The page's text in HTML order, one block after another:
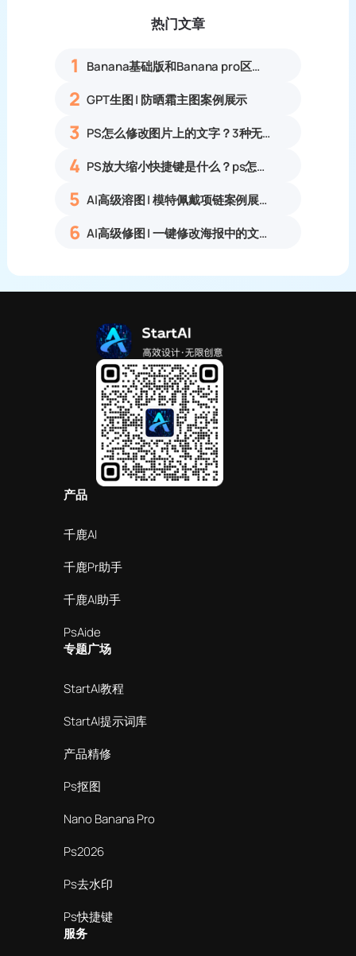
热门文章
1 Banana基础版和Banana pro区别对比丨具体案例应用+使用教程
2 GPT生图 | 防晒霜主图案例展示
3 PS怎么修改图片上的文字？3种无痕改字方法，新手也能搞定
4 PS放大缩小快捷键是什么？ps怎么把图片拉大拉小？
5 AI高级溶图 | 模特佩戴项链案例展示
6 AI高级修图 | 一键修改海报中的文字
产品
千鹿AI
千鹿Pr助手
千鹿AI助手
PsAide
专题广场
StartAI教程
StartAI提示词库
产品精修
Ps抠图
Nano Banana Pro
Ps2026
Ps去水印
Ps快捷键
服务